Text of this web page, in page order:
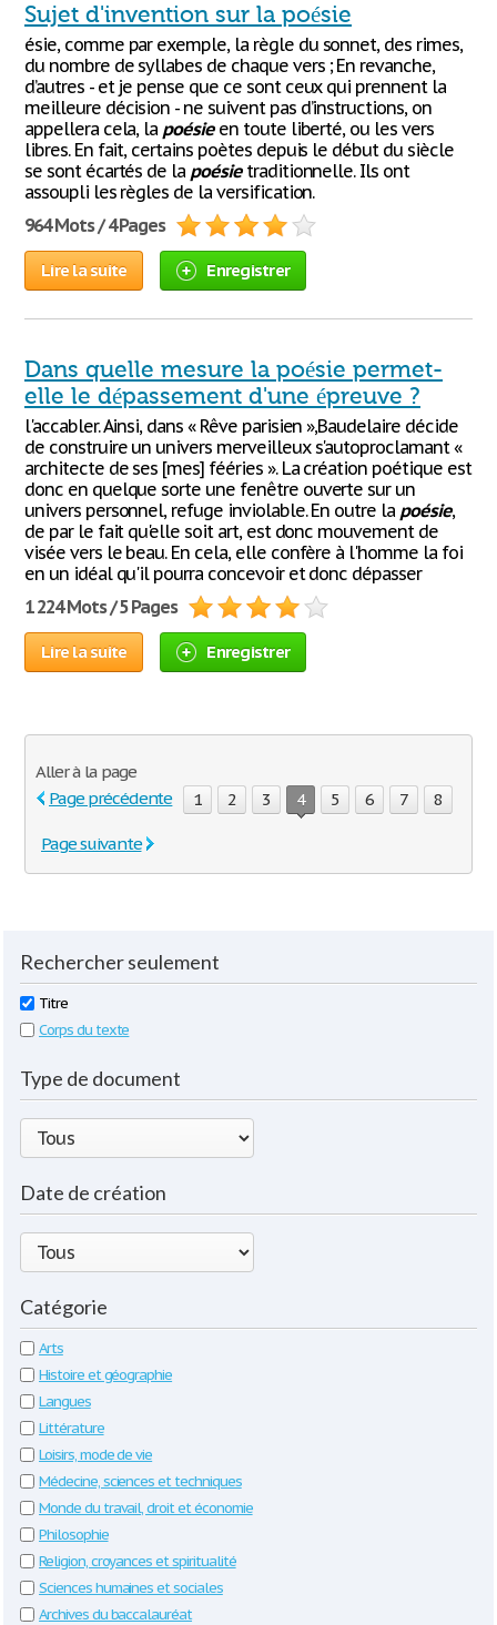
Sujet d'invention sur la poésie
ésie, comme par exemple, la règle du sonnet, des rimes,
du nombre de syllabes de chaque vers ; En revanche,
d’autres - et je pense que ce sont ceux qui prennent la
meilleure décision - ne suivent pas d’instructions, on
appellera cela, la poésieen toute liberté, ou les vers
libres. En fait, certains poètes depuis le début du siècle
se sont écartés de la poésietraditionnelle. Ils ont
assoupli les règles de la versification.
964 Mots / 4 Pages
Lire la suite Enregistrer
Dans quelle mesure la poésie permet-
elle le dépassement d'une épreuve ?
l'accabler. Ainsi, dans « Rêve parisien »,Baudelaire décide
de construire un univers merveilleux s'autoproclamant «
architecte de ses [mes] fééries ». La création poétique est
donc en quelque sorte une fenêtre ouverte sur un
univers personnel, refuge inviolable. En outre la poésie,
de par le fait qu'elle soit art, est donc mouvement de
visée vers le beau. En cela, elle confère à l'homme la foi
en un idéal qu'il pourra concevoir et donc dépasser
1 224 Mots / 5 Pages
Lire la suite Enregistrer
Aller à la page
Page précédente
1 2 3 4 5 6 7 8
Page suivante
Rechercher seulement
Titre
Corps du texte
Type de document
Date de création
Catégorie
Arts
Histoire et géographie
Langues
Littérature
Loisirs, mode de vie
Médecine, sciences et techniques
Monde du travail, droit et économie
Philosophie
Religion, croyances et spiritualité
Sciences humaines et sociales
Archives du baccalauréat